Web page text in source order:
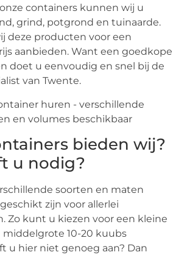
containers kunnen wij u
grind, potgrond en tuinaarde.
deze producten voor een
aanbieden. Want een goedkope
doet u eenvoudig en snel bij de
van Twente.
bieden wij?
u nodig?
soorten en maten
zijn voor allerlei
Zo kunt u kiezen voor een kleine
middelgrote 10-20 kuubs
u hier niet genoeg aan? Dan